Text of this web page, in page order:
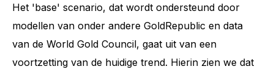
Het 'base' scenario, dat wordt ondersteund door
modellen van onder andere GoldRepublic en data
van de World Gold Council, gaat uit van een
voortzetting van de huidige trend. Hierin zien we dat